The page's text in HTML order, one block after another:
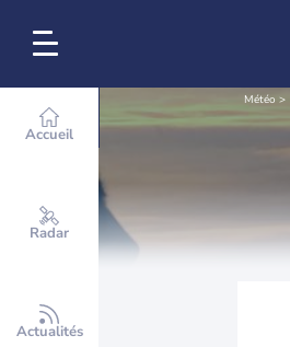
Accueil
Radar
Actualités
Météo